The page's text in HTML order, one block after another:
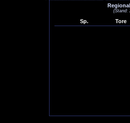
(Stand:
Sp. Tore